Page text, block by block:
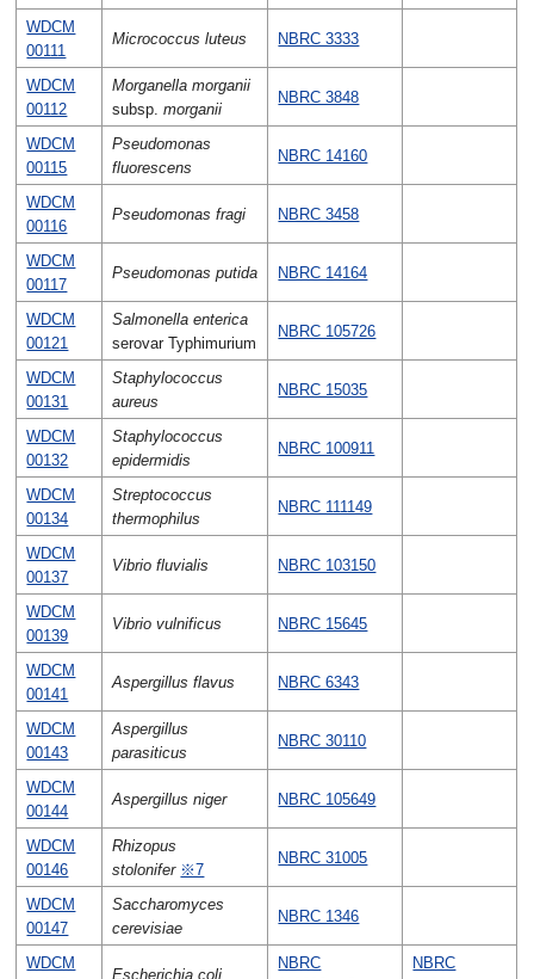
WDCM
00111
Micrococcus luteus NBRC 3333
WDCM
00112
Morganella morganii
subsp.morganii
NBRC 3848
WDCM
00115
Pseudomonas
fluorescens
NBRC 14160
WDCM
00116
Pseudomonas fragi NBRC 3458
WDCM
00117
Pseudomonas putida NBRC 14164
WDCM
00121
Salmonella enterica
serovar Typhimurium
NBRC 105726
WDCM
00131
Staphylococcus
aureus
NBRC 15035
WDCM
00132
Staphylococcus
epidermidis
NBRC 100911
WDCM
00134
Streptococcus
thermophilus
NBRC 111149
WDCM
00137
Vibrio fluvialis NBRC 103150
WDCM
00139
Vibrio vulnificus NBRC 15645
WDCM
00141
Aspergillus flavus NBRC 6343
WDCM
00143
Aspergillus
parasiticus
NBRC 30110
WDCM
00144
Aspergillus niger NBRC 105649
WDCM
00146
Rhizopus
stolonifer ※7
NBRC 31005
WDCM
00147
Saccharomyces
cerevisiae
NBRC 1346
WDCM
Escherichia coli
NBRC
NBRC